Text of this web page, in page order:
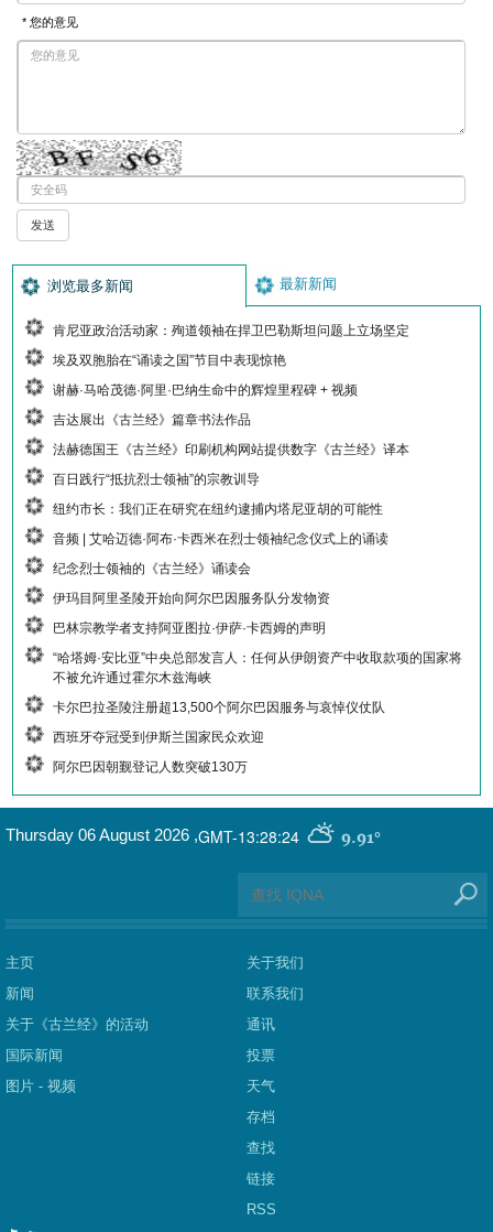
* 您的意见
浏览最多新闻 最新新闻
肯尼亚政治活动家：殉道领袖在捍卫巴勒斯坦问题上立场坚定
埃及双胞胎在“诵读之国”节目中表现惊艳
谢赫·马哈茂德·阿里·巴纳生命中的辉煌里程碑 + 视频
吉达展出《古兰经》篇章书法作品
法赫德国王《古兰经》印刷机构网站提供数字《古兰经》译本
百日践行“抵抗烈士领袖”的宗教训导
纽约市长：我们正在研究在纽约逮捕内塔尼亚胡的可能性
音频 | 艾哈迈德·阿布·卡西米在烈士领袖纪念仪式上的诵读
纪念烈士领袖的《古兰经》诵读会
伊玛目阿里圣陵开始向阿尔巴因服务队分发物资
巴林宗教学者支持阿亚图拉·伊萨·卡西姆的声明
“哈塔姆·安比亚”中央总部发言人：任何从伊朗资产中收取款项的国家将
不被允许通过霍尔木兹海峡
卡尔巴拉圣陵注册超13,500个阿尔巴因服务与哀悼仪仗队
西班牙夺冠受到伊斯兰国家民众欢迎
阿尔巴因朝觐登记人数突破130万
GMT-13:28:24 9.91°
Thursday 06 August 2026 ,
主页
新闻
关于《古兰经》的活动
国际新闻
图片 - 视频
关于我们
联系我们
通讯
投票
天气
存档
查找
链接
RSS